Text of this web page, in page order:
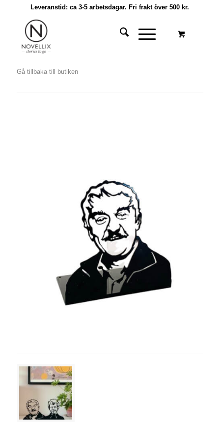
Leveranstid: ca 3-5 arbetsdagar. Fri frakt över 500 kr.
Gå tillbaka till butiken